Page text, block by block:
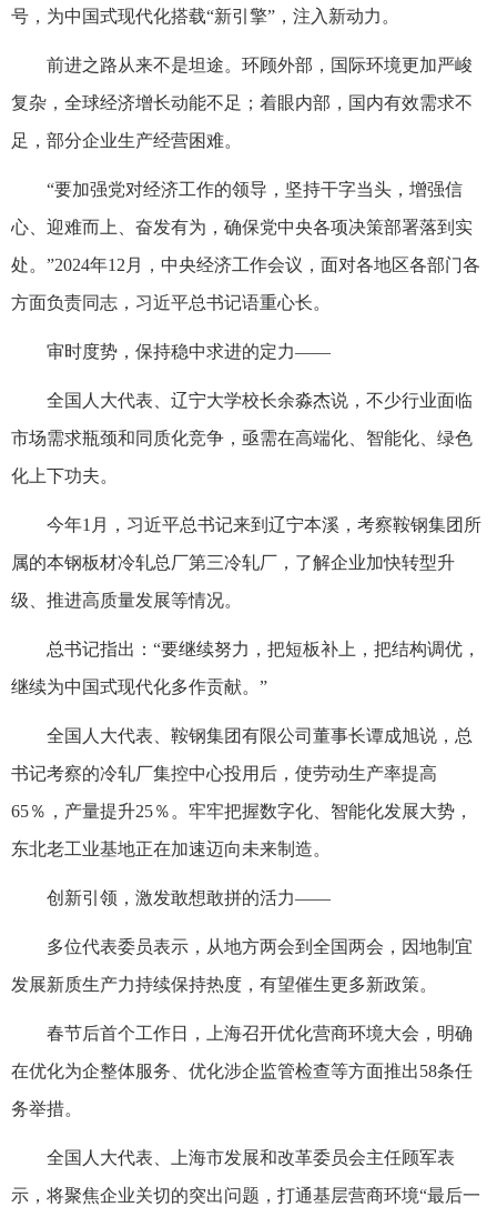
号，为中国式现代化搭载“新引擎”，注入新动力。
前进之路从来不是坦途。环顾外部，国际环境更加严峻
复杂，全球经济增长动能不足；着眼内部，国内有效需求不
足，部分企业生产经营困难。
“要加强党对经济工作的领导，坚持干字当头，增强信
心、迎难而上、奋发有为，确保党中央各项决策部署落到实
处。”2024年12月，中央经济工作会议，面对各地区各部门各
方面负责同志，习近平总书记语重心长。
审时度势，保持稳中求进的定力——
全国人大代表、辽宁大学校长余淼杰说，不少行业面临
市场需求瓶颈和同质化竞争，亟需在高端化、智能化、绿色
化上下功夫。
今年1月，习近平总书记来到辽宁本溪，考察鞍钢集团所
属的本钢板材冷轧总厂第三冷轧厂，了解企业加快转型升
级、推进高质量发展等情况。
总书记指出：“要继续努力，把短板补上，把结构调优，
继续为中国式现代化多作贡献。”
全国人大代表、鞍钢集团有限公司董事长谭成旭说，总
书记考察的冷轧厂集控中心投用后，使劳动生产率提高
65％，产量提升25％。牢牢把握数字化、智能化发展大势，
东北老工业基地正在加速迈向未来制造。
创新引领，激发敢想敢拼的活力——
多位代表委员表示，从地方两会到全国两会，因地制宜
发展新质生产力持续保持热度，有望催生更多新政策。
春节后首个工作日，上海召开优化营商环境大会，明确
在优化为企整体服务、优化涉企监管检查等方面推出58条任
务举措。
全国人大代表、上海市发展和改革委员会主任顾军表
示，将聚焦企业关切的突出问题，打通基层营商环境“最后一